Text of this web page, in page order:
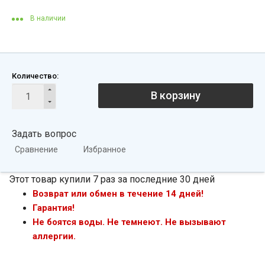
В наличии
Количество:
В корзину
Задать вопрос
Сравнение Избранное
Этот товар купили 7 раз за последние 30 дней
Возврат или обмен в течение 14 дней!
Гарантия!
Не боятся воды. Не темнеют. Не вызывают
аллергии.